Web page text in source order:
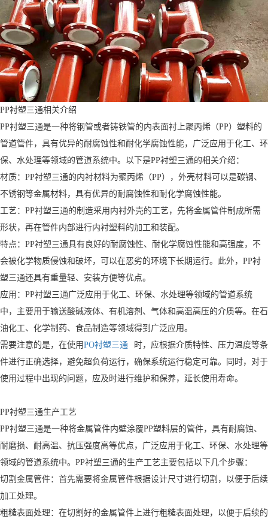
PP衬塑三通相关介绍
PP衬塑三通是一种将钢管或者铸铁管的内表面衬上聚丙烯（PP）塑料的
管道管件，具有优异的耐腐蚀性和耐化学腐蚀性能，广泛应用于化工、环
保、水处理等领域的管道系统中。以下是PP衬塑三通的相关介绍：
材质：PP衬塑三通的内衬材料为聚丙烯（PP），外壳材料可以是碳钢、
不锈钢等金属材料，具有优异的耐腐蚀性和耐化学腐蚀性能。
工艺：PP衬塑三通的制造采用内衬外壳的工艺，先将金属管件制成所需
形状，再在管件内部进行内衬塑料的加工和装配。
特点：PP衬塑三通具有良好的耐腐蚀性、耐化学腐蚀性能和高强度，不
会被化学物质侵蚀和破坏，可以在恶劣的环境下长期运行。此外，PP衬
塑三通还具有重量轻、安装方便等优点。
应用：PP衬塑三通广泛应用于化工、环保、水处理等领域的管道系统
中，主要用于输送酸碱液体、有机溶剂、气体和高温高压的介质等。在石
油化工、化学制药、食品制造等领域得到广泛应用。
需要注意的是，在使用PO衬塑三通
时，应根据介质特性、压力温度等条
件进行正确选择，避免超负荷运行，确保系统运行稳定可靠。同时，对于
使用过程中出现的问题，应及时进行维护和保养，延长使用寿命。
PP衬塑三通生产工艺
PP衬塑三通是一种将金属管件内壁涂覆PP塑料层的管件，具有耐腐蚀、
耐磨损、耐高温、抗压强度高等优点，广泛应用于化工、环保、水处理等
领域的管道系统中。PP衬塑三通的生产工艺主要包括以下几个步骤：
切割金属管件：首先需要将金属管件根据设计尺寸进行切割，以便于后续
加工处理。
粗糙表面处理：在切割好的金属管件上进行粗糙表面处理，以便于后续的